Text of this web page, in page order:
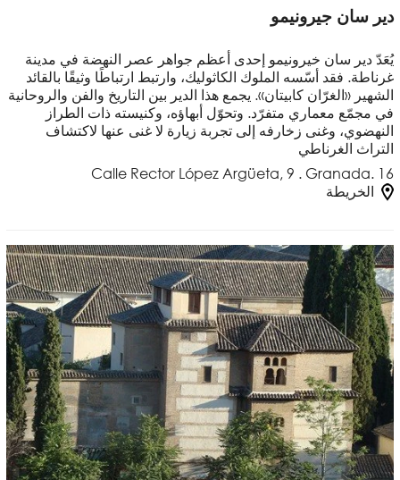
دير سان جيرونيمو
يُعَدّ دير سان خيرونيمو إحدى أعظم جواهر عصر النهضة في مدينة
غرناطة. فقد أسّسه الملوك الكاثوليك، وارتبط ارتباطًا وثيقًا بالقائد
الشهير «الغرّان كابيتان». يجمع هذا الدير بين التاريخ والفن والروحانية
في مجمّع معماري متفرّد. وتحوّل أبهاؤه، وكنيسته ذات الطراز
النهضوي، وغنى زخارفه إلى تجربة زيارة لا غنى عنها لاكتشاف
التراث الغرناطي
Calle Rector López Argüeta, 9 . Granada. 16
الخريطة